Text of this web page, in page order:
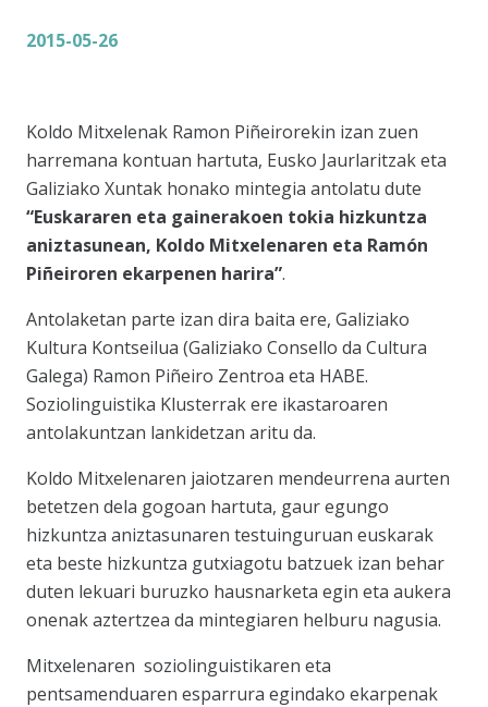
2015-05-26
Koldo Mitxelenak Ramon Piñeirorekin izan zuen
harremana kontuan hartuta, Eusko Jaurlaritzak eta
Galiziako Xuntak honako mintegia antolatu dute
“Euskararen eta gainerakoen tokia hizkuntza
aniztasunean, Koldo Mitxelenaren eta Ramón
Piñeiroren ekarpenen harira”.
Antolaketan parte izan dira baita ere, Galiziako
Kultura Kontseilua (Galiziako Consello da Cultura
Galega) Ramon Piñeiro Zentroa eta HABE.
Soziolinguistika Klusterrak ere ikastaroaren
antolakuntzan lankidetzan aritu da.
Koldo Mitxelenaren jaiotzaren mendeurrena aurten
betetzen dela gogoan hartuta, gaur egungo
hizkuntza aniztasunaren testuinguruan euskarak
eta beste hizkuntza gutxiagotu batzuek izan behar
duten lekuari buruzko hausnarketa egin eta aukera
onenak aztertzea da mintegiaren helburu nagusia.
Mitxelenaren soziolinguistikaren eta
pentsamenduaren esparrura egindako ekarpenak